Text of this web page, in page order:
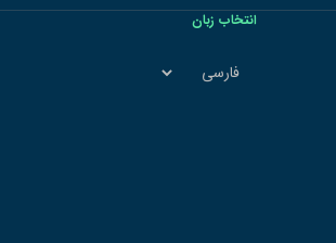
انتخاب زبان
انتخاب
زبان